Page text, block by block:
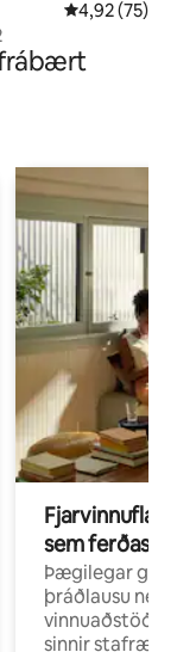
4,92 af 5 í
4,92 (75)
sem ferðast
Þægilegar
þráðlausu neti
vinnuaðstöðu
sinnir